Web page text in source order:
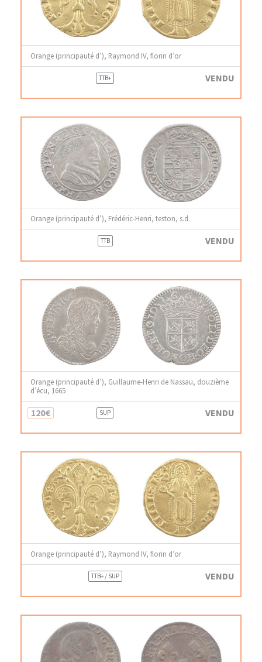
Orange (principauté d’), Raymond IV, florin d’or
TTB+ VENDU
Orange (principauté d’), Frédéric-Henri, teston, s.d.
TTB VENDU
Orange (principauté d’), Guillaume-Henri de Nassau, douzième
d’écu, 1665
120€ SUP VENDU
Orange (principauté d’), Raymond IV, florin d’or
TTB+ / SUP VENDU